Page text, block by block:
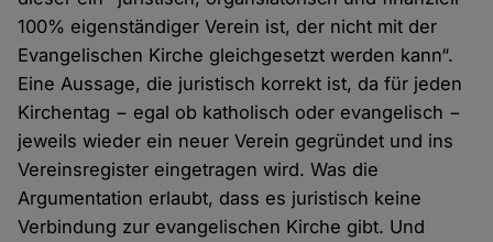
100% eigenständiger Verein ist, der nicht mit der
Evangelischen Kirche gleichgesetzt werden kann“.
Eine Aussage, die juristisch korrekt ist, da für jeden
Kirchentag − egal ob katholisch oder evangelisch −
jeweils wieder ein neuer Verein gegründet und ins
Vereinsregister eingetragen wird. Was die
Argumentation erlaubt, dass es juristisch keine
Verbindung zur evangelischen Kirche gibt. Und